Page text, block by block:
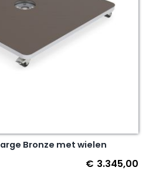
Bronze met wielen
€ 3.345,00